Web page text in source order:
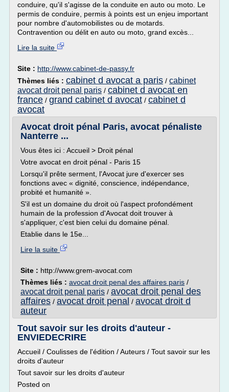
conduire, qu'il s'agisse de la conduite en auto ou moto. Le
permis de conduire, permis à points est un enjeu important
pour nombre d'automobilistes ou de motards.
Contravention ou délit en auto ou moto, grand excès...
Lire la suite
Site : http://www.cabinet-de-passy.fr
Thèmes liés : cabinet d avocat a paris / cabinet
avocat droit penal paris / cabinet d avocat en
france / grand cabinet d avocat / cabinet d
avocat
Avocat droit pénal Paris, avocat pénaliste
Nanterre ...
Vous êtes ici : Accueil > Droit pénal
Votre avocat en droit pénal - Paris 15
Lorsqu'il prête serment, l'Avocat jure d'exercer ses
fonctions avec « dignité, conscience, indépendance,
probité et humanité ».
S'il est un domaine du droit où l'aspect profondément
humain de la profession d'Avocat doit trouver à
s'appliquer, c'est bien celui du domaine pénal.
Etablie dans le 15e...
Lire la suite
Site : http://www.grem-avocat.com
Thèmes liés : avocat droit penal des affaires paris /
avocat droit penal paris / avocat droit penal des
affaires / avocat droit penal / avocat droit d
auteur
Tout savoir sur les droits d'auteur -
ENVIEDECRIRE
Accueil / Coulisses de l'édition / Auteurs / Tout savoir sur les
droits d'auteur
Tout savoir sur les droits d'auteur
Posted on